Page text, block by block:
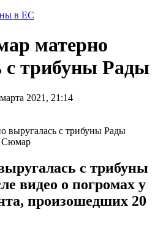
в ЕС
матерно
с трибуны Рады
2021, 21:14
Сюмар
с трибуны
видео о погромах у
произошедших 20